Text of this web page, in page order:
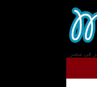
فى مصر